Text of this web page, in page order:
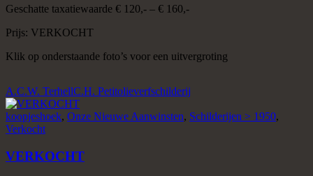
Geschatte taxatiewaarde € 120,- – € 160,-
Prijs: VERKOCHT
Klik op onderstaande foto’s voor een uitvergroting
A.C.W. TerhellC.H. Petitolieverfschilderij
koopjeshoek, Onze Nieuwe Aanwinsten, Schilderijen > 1950,
Verkocht
VERKOCHT